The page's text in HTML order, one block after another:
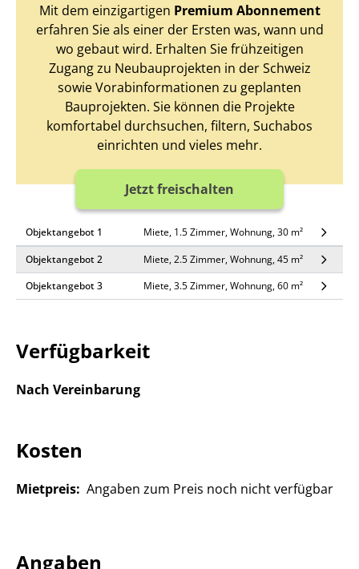
Mit dem einzigartigen Premium Abonnement
erfahren Sie als einer der Ersten was, wann und
wo gebaut wird. Erhalten Sie frühzeitigen
Zugang zu Neubauprojekten in der Schweiz
sowie Vorabinformationen zu geplanten
Bauprojekten. Sie können die Projekte
komfortabel durchsuchen, filtern, Suchabos
einrichten und vieles mehr.
Jetzt freischalten
Objektangebot 1
Miete, 1.5 Zimmer, Wohnung, 30 m²
Objektangebot 2
Miete, 2.5 Zimmer, Wohnung, 45 m²
Objektangebot 3
Miete, 3.5 Zimmer, Wohnung, 60 m²
Verfügbarkeit
Nach Vereinbarung
Kosten
Mietpreis: Angaben zum Preis noch nicht verfügbar
Angaben